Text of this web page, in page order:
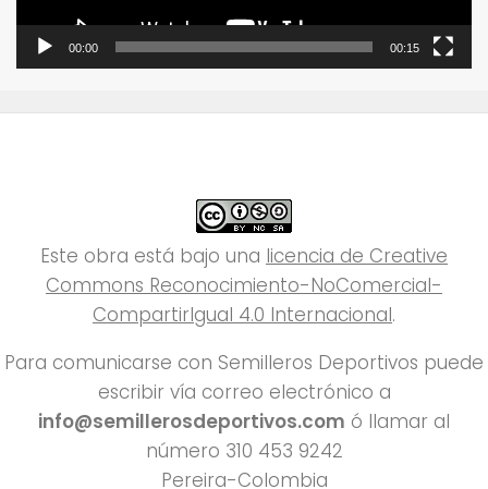
00:00 00:15
Este obra está bajo una licencia de Creative
Commons Reconocimiento-NoComercial-
CompartirIgual 4.0 Internacional.
Para comunicarse con Semilleros Deportivos puede
escribir vía correo electrónico a
info@semillerosdeportivos.com ó llamar al
número 310 453 9242
Pereira-Colombia